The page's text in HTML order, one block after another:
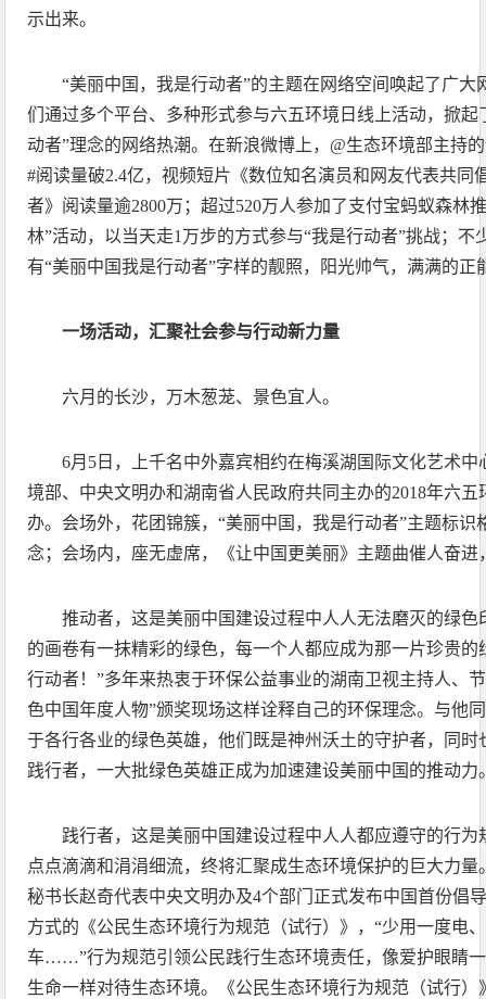
示出来。
“美丽中国，我是行动者”的主题在网络空间唤起了广大
们通过多个平台、多种形式参与六五环境日线上活动，掀起
动者”理念的网络热潮。在新浪微博上，@生态环境部主持
#阅读量破2.4亿，视频短片《数位知名演员和网友代表共同
者》阅读量逾2800万；超过520万人参加了支付宝蚂蚁森林
林”活动，以当天走1万步的方式参与“我是行动者”挑战；不
有“美丽中国我是行动者”字样的靓照，阳光帅气，满满的正
一场活动，汇聚社会参与行动新力量
六月的长沙，万木葱茏、景色宜人。
6月5日，上千名中外嘉宾相约在梅溪湖国际文化艺术
境部、中央文明办和湖南省人民政府共同主办的2018年六
办。会场外，花团锦簇，“美丽中国，我是行动者”主题标
念；会场内，座无虚席，《让中国更美丽》主题曲催人奋进
推动者，这是美丽中国建设过程中人人无法磨灭的绿色
的画卷有一抹精彩的绿色，每一个人都应成为那一片珍贵
行动者！”多年来热衷于环保公益事业的湖南卫视主持人、
色中国年度人物”颁奖现场这样诠释自己的环保理念。与他
于各行各业的绿色英雄，他们既是神州沃土的守护者，同
践行者，一大批绿色英雄正成为加速建设美丽中国的推动力
践行者，这是美丽中国建设过程中人人都应遵守的行为
点点滴滴和涓涓细流，终将汇聚成生态环境保护的巨大力量
秘书长赵奇代表中央文明办及4个部门正式发布中国首份倡
方式的《公民生态环境行为规范（试行）》，“少用一度电
车……”行为规范引领公民践行生态环境责任，像爱护眼睛
生命一样对待生态环境。《公民生态环境行为规范（试行